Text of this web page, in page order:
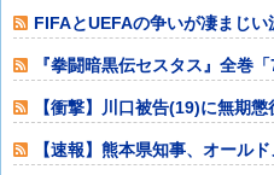
FIFAとUEFAの争いが凄まじ
呑んだ
『拳闘暗黒伝セスタス』全巻
「11,385円
【衝撃】川口被告(19)に無期
取り返し
【速報】熊本県知事、オール